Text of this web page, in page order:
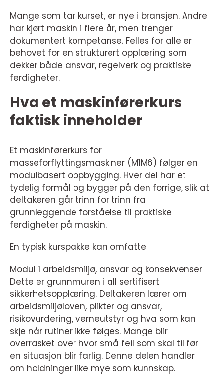
Mange som tar kurset, er nye i bransjen. Andre
har kjørt maskin i flere år, men trenger
dokumentert kompetanse. Felles for alle er
behovet for en strukturert opplæring som
dekker både ansvar, regelverk og praktiske
ferdigheter.
Hva et maskinførerkurs
faktisk inneholder
Et maskinførerkurs for
masseforflyttingsmaskiner (M1M6) følger en
modulbasert oppbygging. Hver del har et
tydelig formål og bygger på den forrige, slik at
deltakeren går trinn for trinn fra
grunnleggende forståelse til praktiske
ferdigheter på maskin.
En typisk kurspakke kan omfatte:
Modul 1 arbeidsmiljø, ansvar og konsekvenser
Dette er grunnmuren i all sertifisert
sikkerhetsopplæring. Deltakeren lærer om
arbeidsmiljøloven, plikter og ansvar,
risikovurdering, verneutstyr og hva som kan
skje når rutiner ikke følges. Mange blir
overrasket over hvor små feil som skal til før
en situasjon blir farlig. Denne delen handler
om holdninger like mye som kunnskap.